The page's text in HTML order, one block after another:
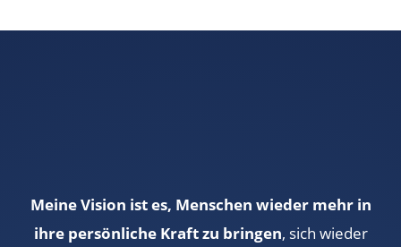
Meine Vision ist es, Menschen wieder mehr in
ihre persönliche Kraft zu bringen, sich wieder